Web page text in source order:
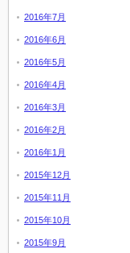
2016年7月
2016年6月
2016年5月
2016年4月
2016年3月
2016年2月
2016年1月
2015年12月
2015年11月
2015年10月
2015年9月